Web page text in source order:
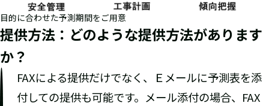
目的に合わせた予測期間をご用意
提供方法：どのような提供方法があります
か？
FAXによる提供だけでなく、Ｅメールに予測表を添
付しての提供も可能です。メール添付の場合、FAX